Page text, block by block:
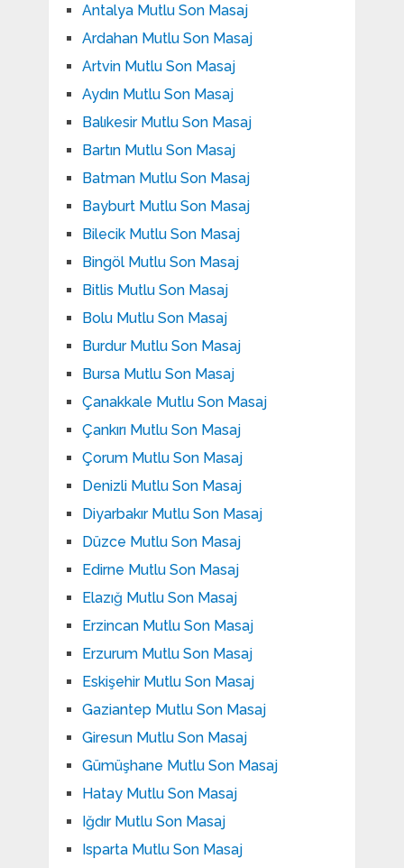
Antalya Mutlu Son Masaj
Ardahan Mutlu Son Masaj
Artvin Mutlu Son Masaj
Aydın Mutlu Son Masaj
Balıkesir Mutlu Son Masaj
Bartın Mutlu Son Masaj
Batman Mutlu Son Masaj
Bayburt Mutlu Son Masaj
Bilecik Mutlu Son Masaj
Bingöl Mutlu Son Masaj
Bitlis Mutlu Son Masaj
Bolu Mutlu Son Masaj
Burdur Mutlu Son Masaj
Bursa Mutlu Son Masaj
Çanakkale Mutlu Son Masaj
Çankırı Mutlu Son Masaj
Çorum Mutlu Son Masaj
Denizli Mutlu Son Masaj
Diyarbakır Mutlu Son Masaj
Düzce Mutlu Son Masaj
Edirne Mutlu Son Masaj
Elazığ Mutlu Son Masaj
Erzincan Mutlu Son Masaj
Erzurum Mutlu Son Masaj
Eskişehir Mutlu Son Masaj
Gaziantep Mutlu Son Masaj
Giresun Mutlu Son Masaj
Gümüşhane Mutlu Son Masaj
Hatay Mutlu Son Masaj
Iğdır Mutlu Son Masaj
Isparta Mutlu Son Masaj